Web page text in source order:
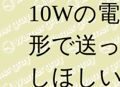
10Wの
形で送
しほし